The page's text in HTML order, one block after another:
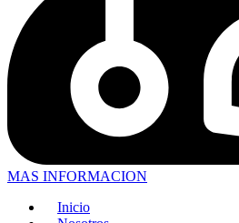
MAS INFORMACION
Inicio